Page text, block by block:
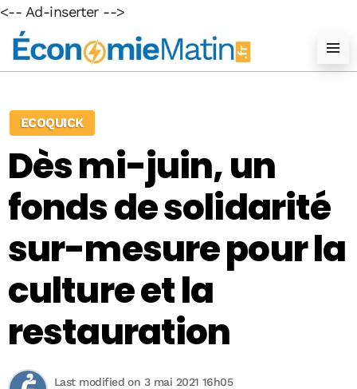
<-- Ad-inserter -->
ECOQUICK
Dès mi-juin, un
fonds de solidarité
sur-mesure pour la
culture et la
restauration
Last modified on 3 mai 2021 16h05